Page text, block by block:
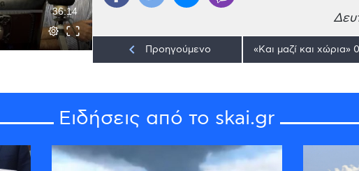
36:14
keyboard_arrow_left Προηγούμενο
Ειδήσεις από το skai.gr